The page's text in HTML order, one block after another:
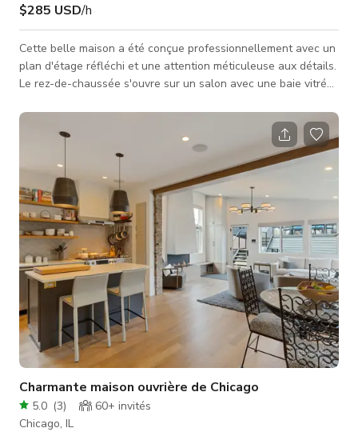
$285 USD/h
Cette belle maison a été conçue professionnellement avec un
plan d'étage réfléchi et une attention méticuleuse aux détails.
Le rez-de-chaussée s'ouvre sur un salon avec une baie vitrée
chef, ouverte sur la salle familiale, dispose d'une cuisinière
Wolf et d'un réfrigérateur Sub Zero ainsi qu'un îlot
impressionnant et un coin petit-déjeuner. Le deuxième étage
comprend la chambre principale ainsi que deux chambres su
Charmante maison ouvrière de Chicago
5.0 (3) 60+ invités
Chicago, IL